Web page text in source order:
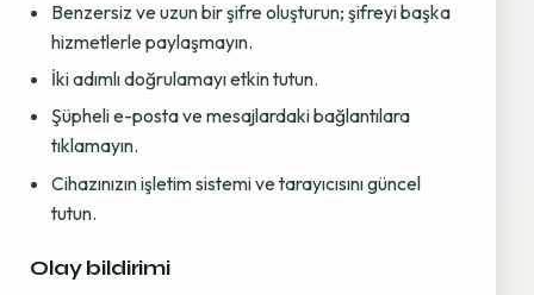
Benzersiz ve uzun bir şifre oluşturun; şifreyi başka
hizmetlerle paylaşmayın.
İki adımlı doğrulamayı etkin tutun.
Şüpheli e-posta ve mesajlardaki bağlantılara
tıklamayın.
Cihazınızın işletim sistemi ve tarayıcısını güncel
tutun.
Olay bildirimi